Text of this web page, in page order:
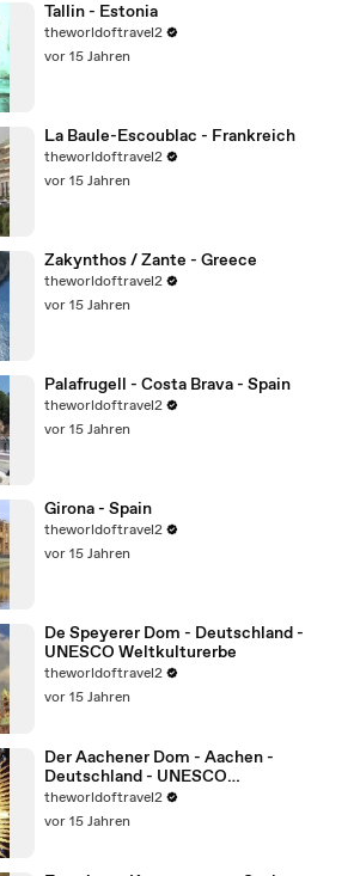
Tallin - Estonia
theworldoftravel2
vor 15 Jahren
La Baule-Escoublac - Frankreich
theworldoftravel2
vor 15 Jahren
Zakynthos / Zante - Greece
theworldoftravel2
vor 15 Jahren
Palafrugell - Costa Brava - Spain
theworldoftravel2
vor 15 Jahren
Girona - Spain
theworldoftravel2
vor 15 Jahren
De Speyerer Dom - Deutschland -
UNESCO Weltkulturerbe
theworldoftravel2
vor 15 Jahren
Der Aachener Dom - Aachen -
Deutschland - UNESCO
Weltkulturerbe
theworldoftravel2
vor 15 Jahren